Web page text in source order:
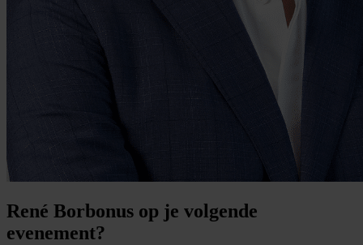
René Borbonus op je volgende
evenement?